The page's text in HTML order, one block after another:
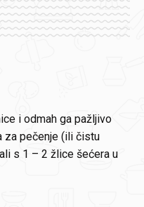
i odmah ga pažljivo
za pečenje (ili čistu
s 1 – 2 žlice šećera u